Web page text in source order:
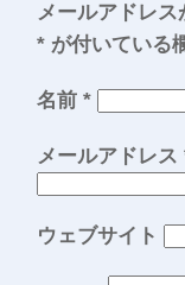
メールアドレス
* が付いている
名前 *
メールアドレス
ウェブサイト